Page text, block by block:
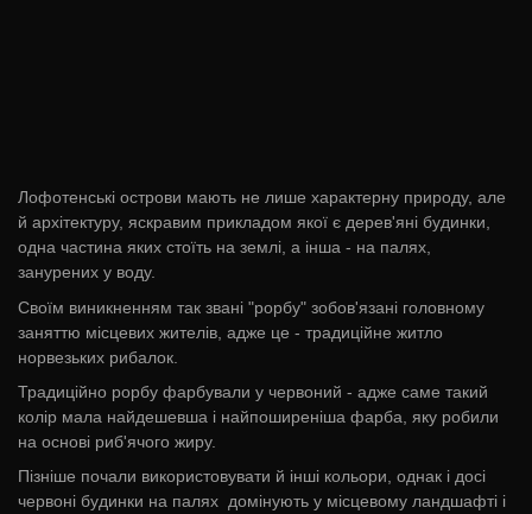
Лофотенські острови мають не лише характерну природу, але
й архітектуру, яскравим прикладом якої є дерев'яні будинки,
одна частина яких стоїть на землі, а інша - на палях,
занурених у воду.
Своїм виникненням так звані "рорбу" зобов'язані головному
заняттю місцевих жителів, адже це - традиційне житло
норвезьких рибалок.
Традиційно рорбу фарбували у червоний - адже саме такий
колір мала найдешевша і найпоширеніша фарба, яку робили
на основі риб'ячого жиру.
Пізніше почали використовувати й інші кольори, однак і досі
червоні будинки на палях домінують у місцевому ландшафті і